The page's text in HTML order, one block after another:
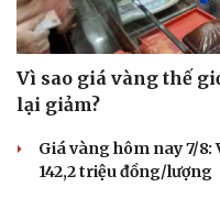
Vì sao giá vàng thế
lại giảm?
Giá vàng hôm nay 7/
142,2 triệu đồng/lượng